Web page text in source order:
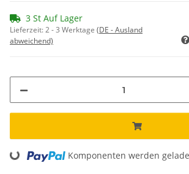
3 St Auf Lager
Lieferzeit:2 - 3 Werktage (DE - Ausland
abweichend)
Loading... Komponenten werden